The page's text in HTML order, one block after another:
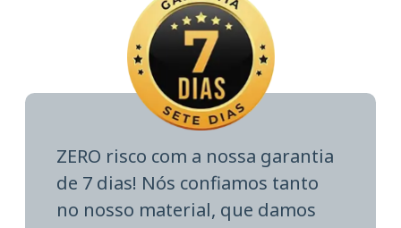
ZERO risco com a nossa garantia
de 7 dias! Nós confiamos tanto
no nosso material, que damos